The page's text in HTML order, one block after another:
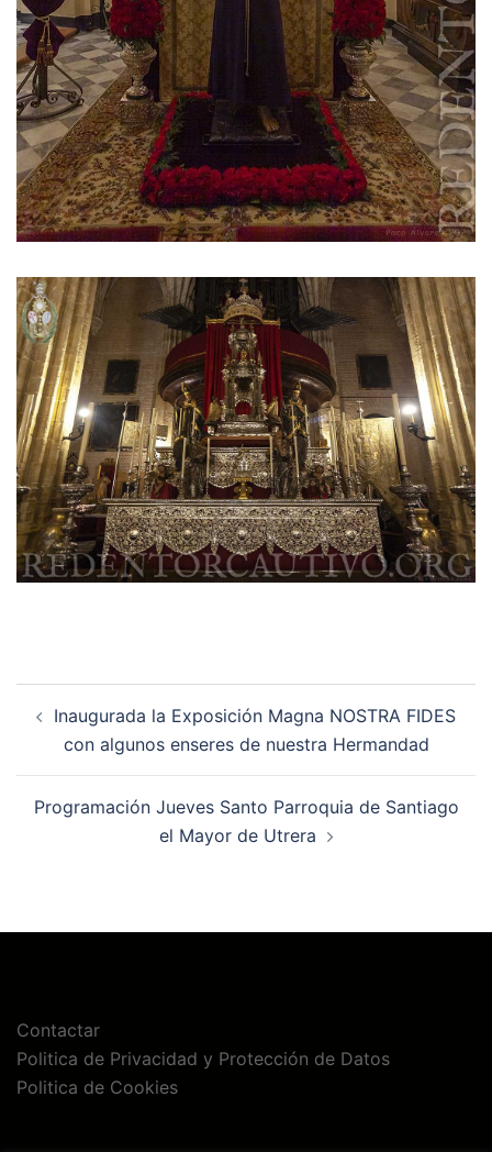
de
entradas
Inaugurada la Exposición Magna NOSTRA FIDES
con algunos enseres de nuestra Hermandad
Programación Jueves Santo Parroquia de Santiago
el Mayor de Utrera
Contactar
Politica de Privacidad y Protección de Datos
Politica de Cookies